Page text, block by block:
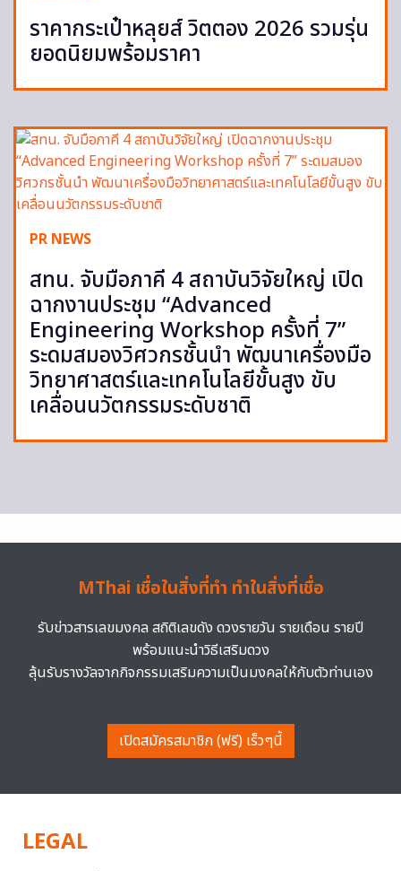
ราคากระเป๋าหลุยส์ วิตตอง 2026 รวมรุ่น
ยอดนิยมพร้อมราคา
PR NEWS
สทน. จับมือภาคี 4 สถาบันวิจัยใหญ่ เปิด
ฉากงานประชุม “Advanced
Engineering Workshop ครั้งที่ 7”
ระดมสมองวิศวกรชั้นนำ พัฒนาเครื่องมือ
วิทยาศาสตร์และเทคโนโลยีขั้นสูง ขับ
เคลื่อนนวัตกรรมระดับชาติ
MThai เชื่อในสิ่งที่ทำ ทำในสิ่งที่เชื่อ
รับข่าวสารเลขมงคล สถิติเลขดัง ดวงรายวัน รายเดือน รายปี
พร้อมแนะนำวิธีเสริมดวง
ลุ้นรับรางวัลจากกิจกรรมเสริมความเป็นมงคลให้กับตัวท่านเอง
เปิดสมัครสมาชิก (ฟรี) เร็วๆนี้
LEGAL